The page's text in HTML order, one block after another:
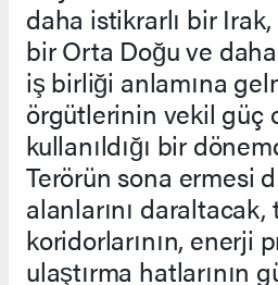
daha istikrarlı bir
bir Orta Doğu ve
iş birliği anlamına
örgütlerinin vekil güç
kullanıldığı bir
Terörün sona ermesi
alanlarını
koridorlarının, enerji
ulaştırma hatlarının